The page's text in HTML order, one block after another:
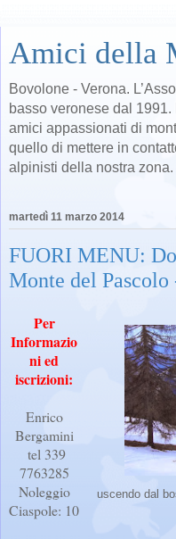
Amici della
Bovolone - Verona.
basso veronese dal
amici appassionati di
quello di mettere in
alpinisti della nostra
martedì 11 marzo 2014
FUORI MENU:
Monte del Pascolo
uscendo dal
Per
Informazio
ni ed
iscrizioni:
Enrico
Bergamini
tel 339
7763285
Noleggio
Ciaspole: 10